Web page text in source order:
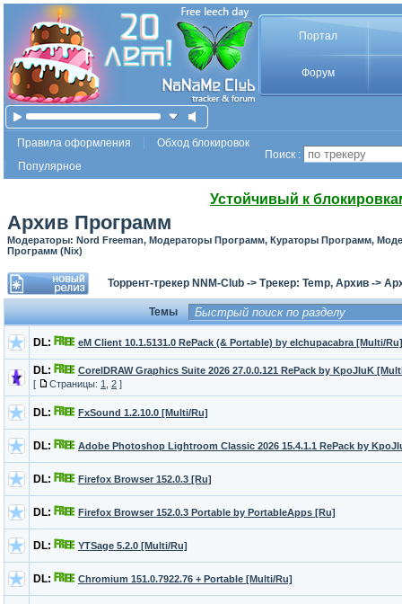
Портал
Форум
Правила оформления
Обход блокировок
Популярное
Поиск :
Устойчивый к
Архив Программ
Модераторы: Nord Freeman, Модераторы Программ, Кураторы Программ,
Программ (Nix)
Торрент-трекер NNM-Club -> Трекер: Temp, Архив ->
Темы
DL: eM Client 10.1.5131.0 RePack (& Portable) by elchupacabra [Multi/Ru]
DL:
CorelDRAW Graphics Suite 2026 27.0.0.121 RePack by KpoJIuK
[
Страницы: 1 2 ]
DL: FxSound 1.2.10.0 [Multi/Ru]
DL: Adobe Photoshop Lightroom Classic 2026 15.4.1.1 RePack by
DL: Firefox Browser 152.0.3 [Ru]
DL: Firefox Browser 152.0.3 Portable by PortableApps [Ru]
DL: YTSage 5.2.0 [Multi/Ru]
DL: Chromium 151.0.7922.76 + Portable [Multi/Ru]